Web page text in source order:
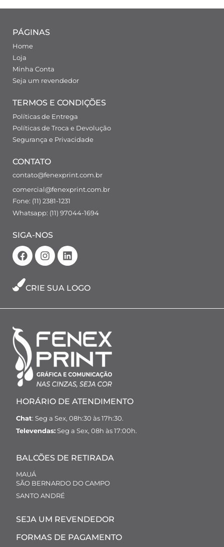
PÁGINAS
Home
Loja
Minha Conta
Seja um revendedor
TERMOS E CONDIÇÕES
Políticas de Entrega
Políticas de Troca e Devolução
Segurança e Privacidade
CONTATO
contato@fenexprint.com.br
comercial@fenexprint.com.br
Fone: (11) 2381-1231
Whatsapp: (11) 97044-1694
SIGA-NOS
CRIE SUA LOGO
HORÁRIO DE ATENDIMENTO
Chat: Seg a Sex, 08h:30 às 17h:30.
Televendas:Seg a Sex, 08h às 17:00h.
BALCÕES DE RETIRADA
MAUÁ
SÃO BERNARDO DO CAMPO
SANTO ANDRÉ
SEJA UM REVENDEDOR
FORMAS DE PAGAMENTO